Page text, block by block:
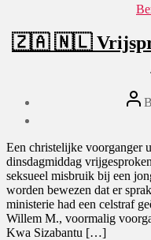
🇿🇦 🇳🇱
Post
Een christelijke voorganger
dinsdagmiddag
seksueel misbruik bij een
worden bewezen dat er
ministerie had een celstraf
Willem M., voormalig
Kwa Sizabantu […]